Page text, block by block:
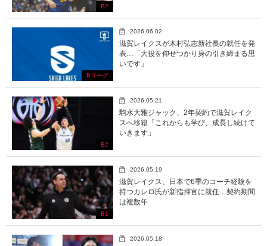
B2
Bリーグ
2026.06.02
滋賀レイクスが木村弘志新社長の就任を発
表…「大役を仰せつかり身の引き締まる思
いです」
B2
2026.05.21
駒水大雅ジャック、2年契約で滋賀レイク
スへ移籍「これからも学び、成長し続けて
いきます」
B1
2026.05.19
滋賀レイクス、日本で6季のコーチ経験を
持つカレロ氏が新指揮官に就任…契約期間
は複数年
2026.05.18